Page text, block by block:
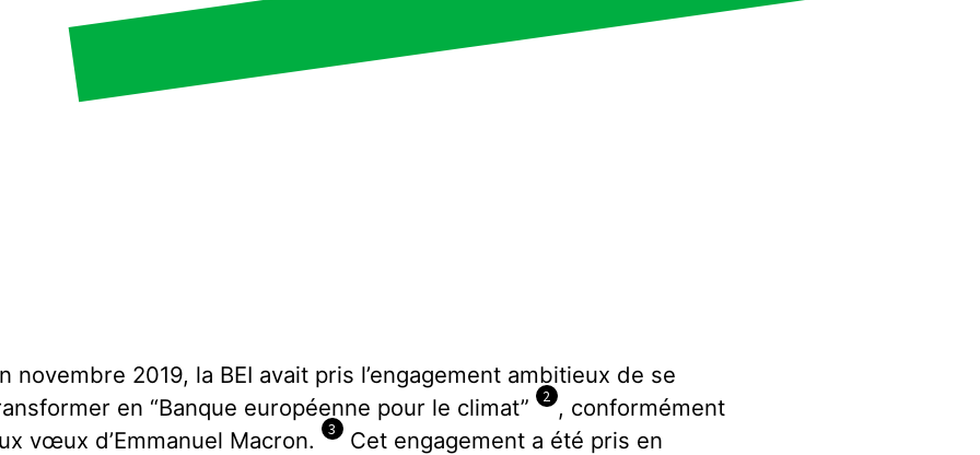
novembre 2019, la BEI avait pris l’engagement ambitieux de se
en “Banque européenne pour le climat” 2 , conformément
vœux d’Emmanuel Macron. 3
Cet engagement a été pris en